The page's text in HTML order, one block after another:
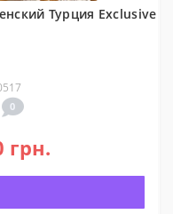
Турция Exclusive
0
грн.